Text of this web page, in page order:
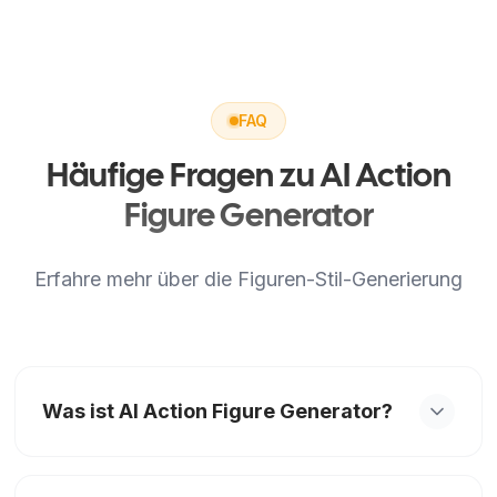
FAQ
Häufige Fragen zu AI Action
Figure Generator
Erfahre mehr über die Figuren-Stil-Generierung
Was ist AI Action Figure Generator?